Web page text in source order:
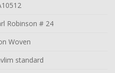
Robinson # 24
Woven
standard